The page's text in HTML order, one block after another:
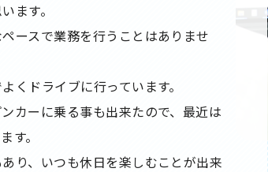
ます。
ースで業務を行うことはありませ
くドライブに行っています。
カーに乗る事も出来たので、最近は
す。
り、いつも休日を楽しむことが出来